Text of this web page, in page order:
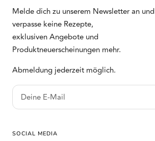
Melde dich zu unserem Newsletter an und
verpasse keine Rezepte,
exklusiven Angebote und
Produktneuerscheinungen mehr.
Abmeldung jederzeit möglich.
Deine E-Mail
SOCIAL MEDIA